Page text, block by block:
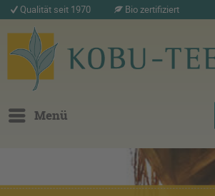
Qualität seit 1970 Bio zertifiziert
Menü